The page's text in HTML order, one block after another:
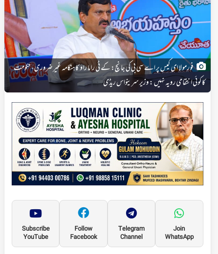
فورمولا ای کیس پر اے سی بی کی جانچ: کے ٹی راما راو کا ہنگامہ غیر ضروری، حکومت
کا کوئی انتقامی رویہ نہیں : وزیر سرینواس ریڈی
Join
WhatsApp
Telegram
Channel
Follow
Facebook
Subscribe
YouTube